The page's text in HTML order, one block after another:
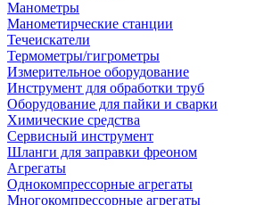
Манометры
Манометирческие станции
Течеискатели
Термометры/гигрометры
Измерительное оборудование
Инструмент для обработки труб
Оборудование для пайки и сварки
Химические средства
Сервисный инструмент
Шланги для заправки фреоном
Агрегаты
Однокомпрессорные агрегаты
Многокомпрессорные агрегаты